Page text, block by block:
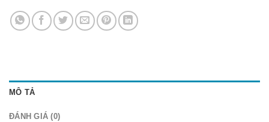
MÔ TẢ
ĐÁNH GIÁ (0)